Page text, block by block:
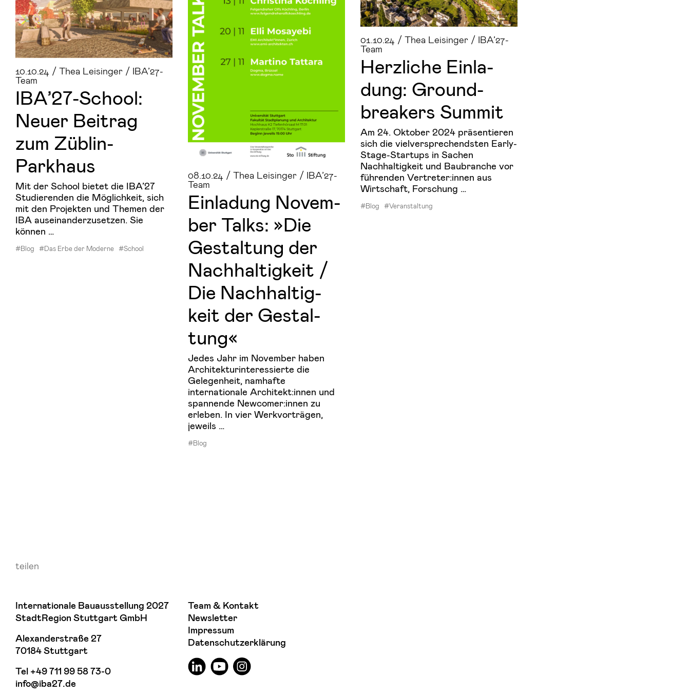
10.10.24 / Thea Leisinger / IBA’27-
Team
IBA’27-​School:
Neuer Bei­trag
zum Züblin-​
Parkhaus
Mit der School bietet die IBA’27
Studierenden die Möglichkeit, sich
mit den Projekten und Themen der
IBA auseinanderzusetzen. Sie
können …
#Blog #Das Erbe der Moderne #School
08.10.24 / Thea Leisinger / IBA’27-
Team
Ein­la­dung No­vem­
ber Talks: »Die
Ge­stal­tung der
Nach­hal­tig­keit /
Die Nach­hal­tig­
keit der Ge­stal­
tung«
Jedes Jahr im November haben
Architekturinteressierte die
Gelegenheit, namhafte
internationale Architekt:innen und
spannende Newcomer:innen zu
erleben. In vier Werkvorträgen,
jeweils …
#Blog
01.10.24 / Thea Leisinger / IBA’27-
Team
Herz­li­che Ein­la­
dung: Ground­
brea­kers Sum­mit
Am 24. Oktober 2024 präsentieren
sich die vielversprechendsten Early-
Stage-Startups in Sachen
Nachhaltigkeit und Baubranche vor
führenden Vertreter:innen aus
Wirtschaft, Forschung …
#Blog #Veranstaltung
teilen
Internationale Bauausstellung 2027
StadtRegion Stuttgart GmbH
Alexanderstraße 27
70184 Stuttgart
Tel +49 711 99 58 73-0
info@iba27.de
Team & Kontakt
Newsletter
Impressum
Datenschutzerklärung